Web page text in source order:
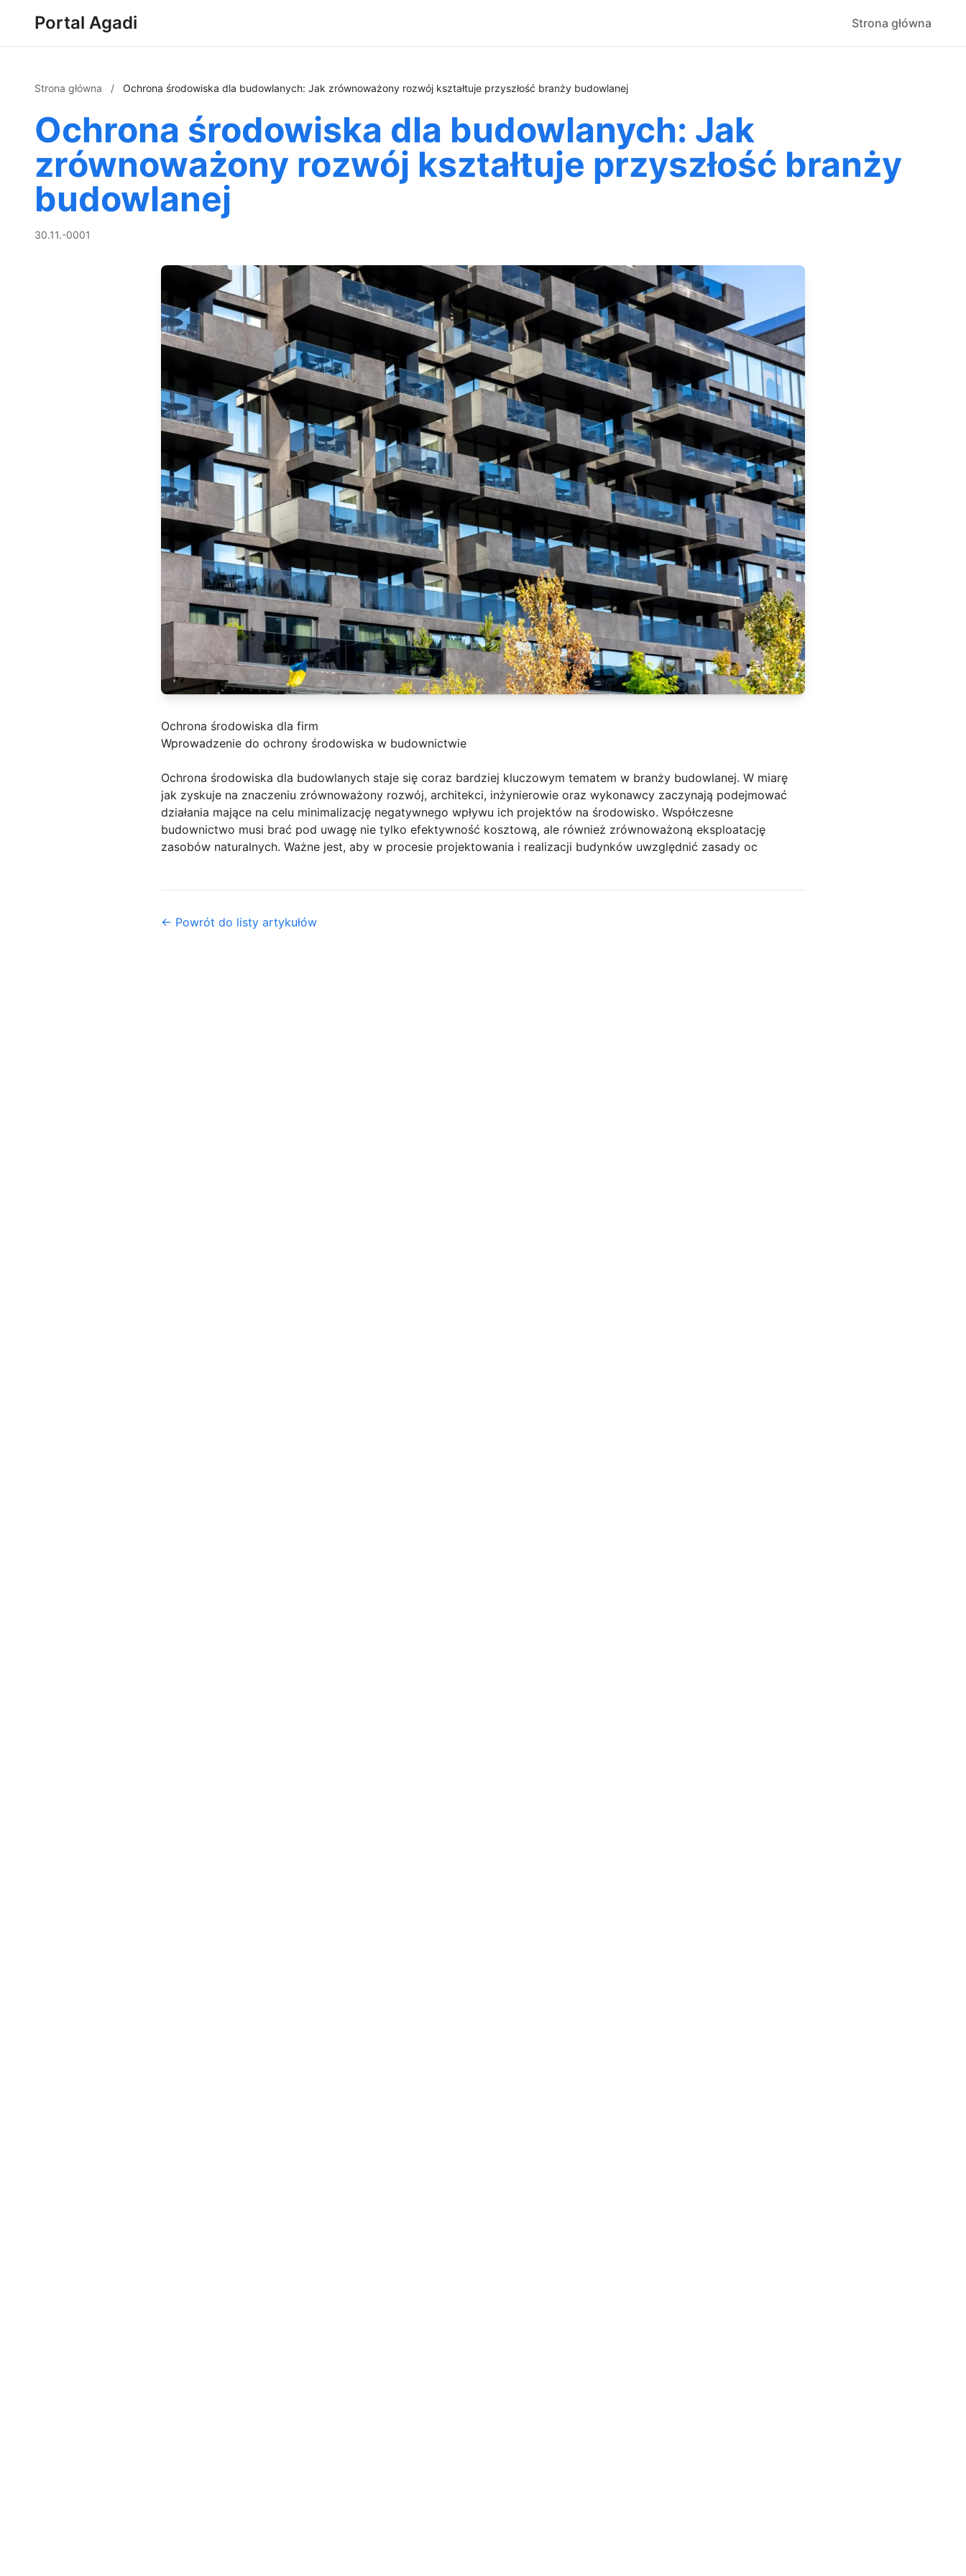
Portal Agadi Strona główna
Strona główna / Ochrona środowiska dla budowlanych: Jak zrównoważony rozwój kształtuje przyszłość branży budowlanej
Ochrona środowiska dla budowlanych: Jak
zrównoważony rozwój kształtuje przyszłość branży
budowlanej
30.11.-0001
Ochrona środowiska dla firm
Wprowadzenie do ochrony środowiska w budownictwie
Ochrona środowiska dla budowlanych staje się coraz bardziej kluczowym tematem w branży budowlanej. W miarę
jak zyskuje na znaczeniu zrównoważony rozwój, architekci, inżynierowie oraz wykonawcy zaczynają podejmować
działania mające na celu minimalizację negatywnego wpływu ich projektów na środowisko. Współczesne
budownictwo musi brać pod uwagę nie tylko efektywność kosztową, ale również zrównoważoną eksploatację
zasobów naturalnych. Ważne jest, aby w procesie projektowania i realizacji budynków uwzględnić zasady oc
← Powrót do listy artykułów